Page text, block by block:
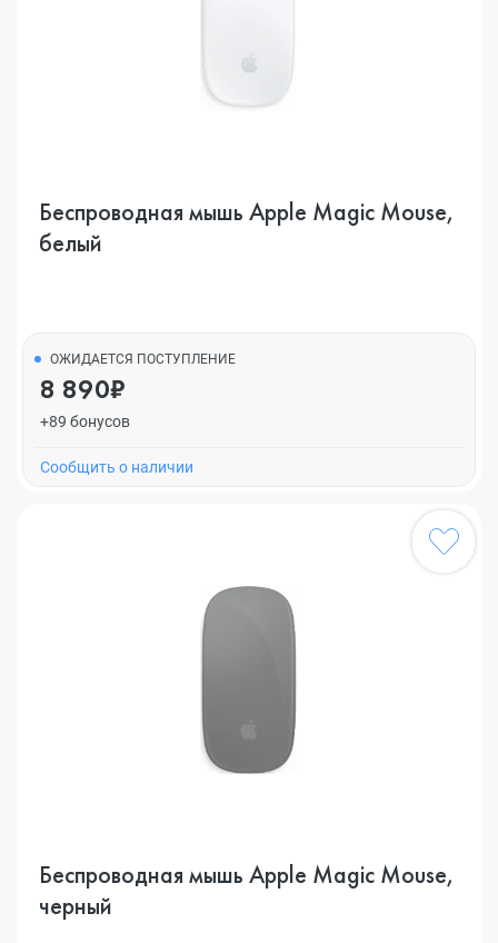
Беспроводная мышь Apple Magic Mouse,
белый
ОЖИДАЕТСЯ ПОСТУПЛЕНИЕ
8 890₽
+89 бонусов
Cообщить о наличии
Беспроводная мышь Apple Magic Mouse,
черный